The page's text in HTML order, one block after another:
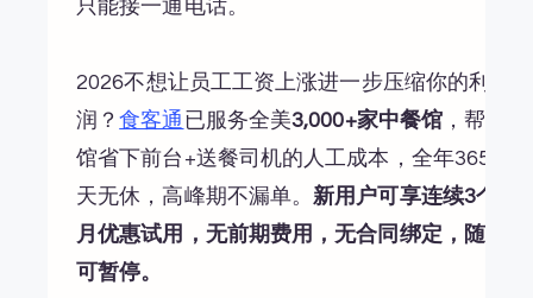
只能接一通电话。
2026不想让员工工资上涨进一步压缩你的利
润？食客通 已服务全美3,000+家中餐馆 ，帮餐
馆省下前台+送餐司机的人工成本，全年365
天无休，高峰期不漏单。新用户可享连续3个
月优惠试用，无前期费用，无合同绑定，随时
可暂停。